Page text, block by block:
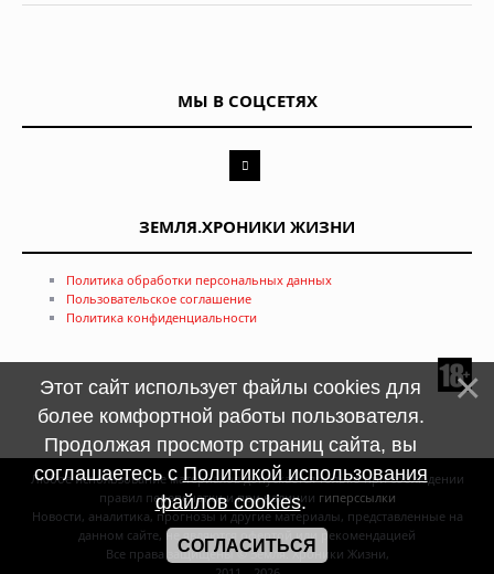
МЫ В СОЦСЕТЯХ
ЗЕМЛЯ.ХРОНИКИ ЖИЗНИ
Политика обработки персональных данных
Пользовательское соглашение
Политика конфиденциальности
Любое использование материалов допускается только при соблюдении
правил перепечатки и при наличии гиперссылки
Новости, аналитика, прогнозы и другие материалы, представленные на
данном сайте, не являются офертой или рекомендацией
Все права защищены © Земля. Хроники Жизни,
Этот сайт использует файлы cookies для
более комфортной работы пользователя.
Продолжая просмотр страниц сайта, вы
соглашаетесь сПолитикой использования
файлов cookies.
СОГЛАСИТЬСЯ